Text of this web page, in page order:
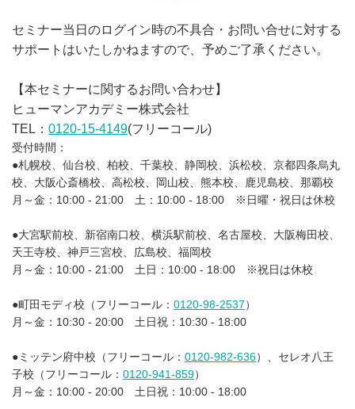
セミナー当日のログイン時の不具合・お問い合せに対する
サポートはいたしかねますので、予めご了承ください。
【本セミナーに関するお問い合わせ】
ヒューマンアカデミー株式会社
TEL： 0120-15-4149(フリーコール)
受付時間：
●札幌校、仙台校、柏校、千葉校、静岡校、浜松校、京都四条烏丸
校、大阪心斎橋校、高松校、岡山校、熊本校、鹿児島校、那覇校
月～金：10:00 - 21:00 土：10:00 - 18:00 ※日曜・祝日は休校
●大宮駅前校、新宿南口校、横浜駅前校、名古屋校、大阪梅田校、
天王寺校、神戸三宮校、広島校、福岡校
月～金：10:00 - 21:00 土日：10:00 - 18:00 ※祝日は休校
●町田モディ校（フリーコール： 0120-98-2537）
月～金：10:30 - 20:00 土日祝：10:30 - 18:00
●ミッテン府中校（フリーコール： 0120-982-636）、セレオ八王
子校（フリーコール： 0120-941-859）
月～金：10:00 - 20:00 土日祝：10:00 - 18:00